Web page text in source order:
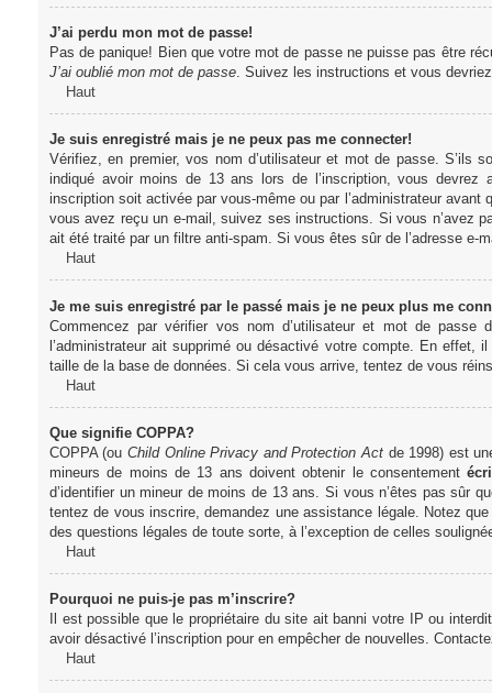
J’ai perdu mon mot de passe!
Pas de panique! Bien que votre mot de passe ne puisse pas être
J’ai oublié mon mot de passe. Suivez les instructions et vous
Haut
Je suis enregistré mais je ne peux pas me connecter!
Vérifiez, en premier, vos nom d’utilisateur et mot de passe.
indiqué avoir moins de 13 ans lors de l’inscription, vous
inscription soit activée par vous-même ou par l’administrateur
vous avez reçu un e-mail, suivez ses instructions. Si vous n’avez
ait été traité par un filtre anti-spam. Si vous êtes sûr de l’adresse e-
Haut
Je me suis enregistré par le passé mais je ne peux plus me
Commencez par vérifier vos nom d’utilisateur et mot de
l’administrateur ait supprimé ou désactivé votre compte. En effet,
taille de la base de données. Si cela vous arrive, tentez de vous
Haut
Que signifie COPPA?
COPPA (ouChild Online Privacy and Protection Act de 1998) est
mineurs de moins de 13 ans doivent obtenir le consentement
d’identifier un mineur de moins de 13 ans. Si vous n’êtes pas sûr
tentez de vous inscrire, demandez une assistance légale. Notez
des questions légales de toute sorte, à l’exception de celles
Haut
Pourquoi ne puis-je pas m’inscrire?
Il est possible que le propriétaire du site ait banni votre IP ou
avoir désactivé l’inscription pour en empêcher de nouvelles.
Haut